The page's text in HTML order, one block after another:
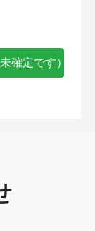
確定です）